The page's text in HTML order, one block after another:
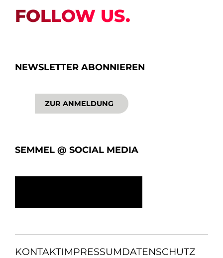
FOLLOW US.
NEWSLETTER ABONNIEREN
ZUR ANMELDUNG
SEMMEL @ SOCIAL MEDIA
KONTAKTIMPRESSUMDATENSCHUTZ